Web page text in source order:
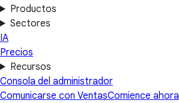
Productos
Sectores
IA
Precios
Recursos
Consola del administrador
Comunicarse con VentasComience ahora